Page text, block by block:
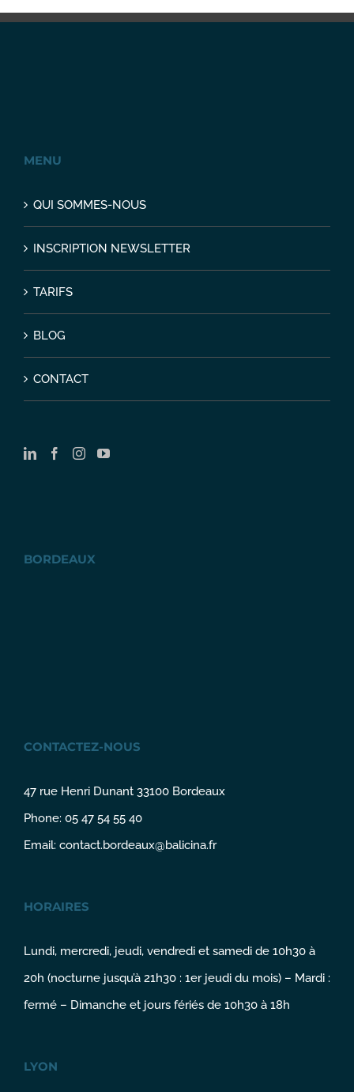
MENU
QUI SOMMES-NOUS
INSCRIPTION NEWSLETTER
TARIFS
BLOG
CONTACT
BORDEAUX
CONTACTEZ-NOUS
47 rue Henri Dunant 33100 Bordeaux
Phone: 05 47 54 55 40
Email: contact.bordeaux@balicina.fr
HORAIRES
Lundi, mercredi, jeudi, vendredi et samedi de 10h30 à
20h (nocturne jusqu’à 21h30 : 1er jeudi du mois) – Mardi :
fermé – Dimanche et jours fériés de 10h30 à 18h
LYON